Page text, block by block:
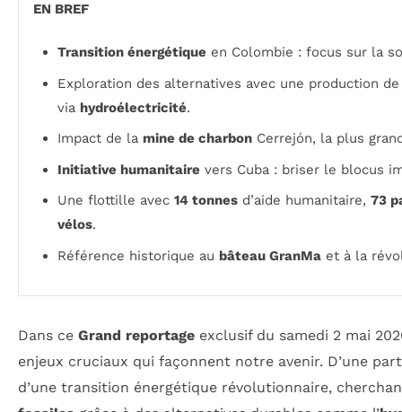
EN BREF
Transition énergétique en Colombie : focus sur la
Exploration des alternatives avec une production
via hydroélectricité.
Impact de la mine de charbon Cerrejón, la plus
Initiative humanitaire vers Cuba : briser le blocus
Une flottille avec 14 tonnes d’aide humanitaire, 73
vélos.
Référence historique au bâteau GranMa et à la
Dans ce Grand reportage exclusif du samedi 2 mai
enjeux cruciaux qui façonnent notre avenir. D’une
d’une transition énergétique révolutionnaire,